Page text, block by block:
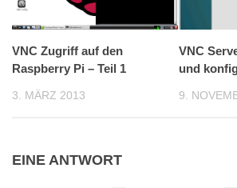
VNC Zugriff auf den
Raspberry Pi – Teil 1
3. MÄRZ 2013
VNC
und
9.
EINE ANTWORT